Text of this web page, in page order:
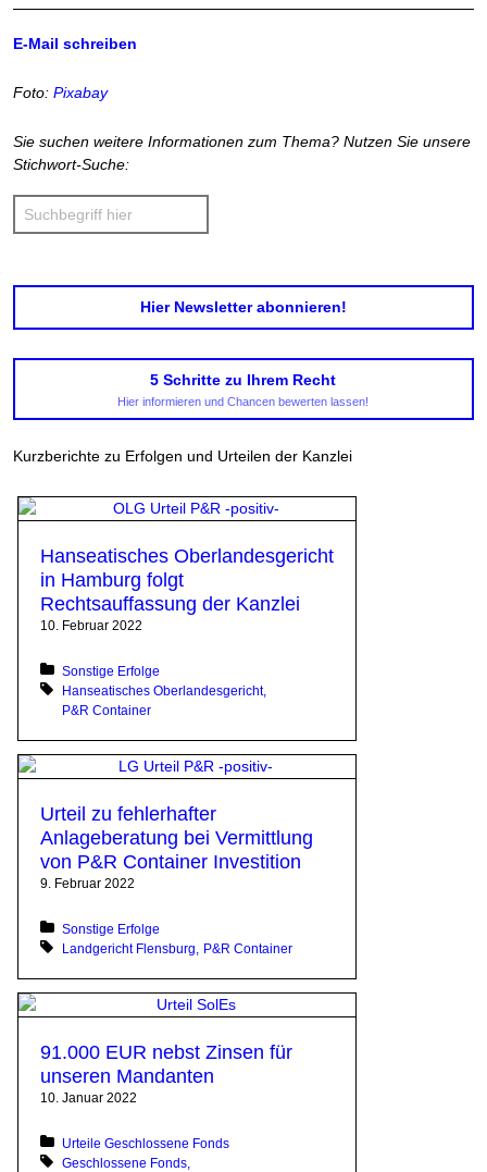
E-Mail schreiben
Foto:Pixabay
Sie suchen weitere Informationen zum Thema? Nutzen Sie unsere
Stichwort-Suche:
Hier Newsletter abonnieren!
5 Schritte zu Ihrem Recht
Hier informieren und Chancen bewerten lassen!
Kurzberichte zu Erfolgen und Urteilen der Kanzlei
Hanseatisches Oberlandesgericht
in Hamburg folgt
Rechtsauffassung der Kanzlei
10. Februar 2022
Posted in:
Sonstige Erfolge
Tagged with:
Hanseatisches Oberlandesgericht
P&R Container
Urteil zu fehlerhafter
Anlageberatung bei Vermittlung
von P&R Container Investition
9. Februar 2022
Posted in:
Sonstige Erfolge
Tagged with:
Landgericht Flensburg P&R Container
91.000 EUR nebst Zinsen für
unseren Mandanten
10. Januar 2022
Posted in:
Urteile Geschlossene Fonds
Tagged with:
Geschlossene Fonds